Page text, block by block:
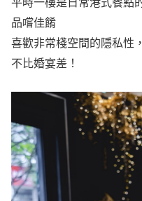
平時一樓是日常港式餐點
品嚐佳餚
喜歡非常棧空間的隱私性
不比婚宴差！